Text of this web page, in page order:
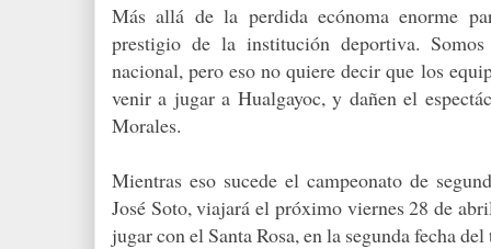
Más allá de la perdida ecónoma enorme
prestigio de la institución deportiva.
nacional, pero eso no quiere decir que los
venir a jugar a Hualgayoc, y dañen el
Morales.
Mientras eso sucede el campeonato de
José Soto, viajará el próximo viernes 28 de
jugar con el Santa Rosa, en la segunda fecha